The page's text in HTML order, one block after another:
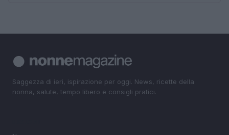
Saggezza di ieri, ispirazione per oggi. News, ricette della
nonna, salute, tempo libero e consigli pratici.